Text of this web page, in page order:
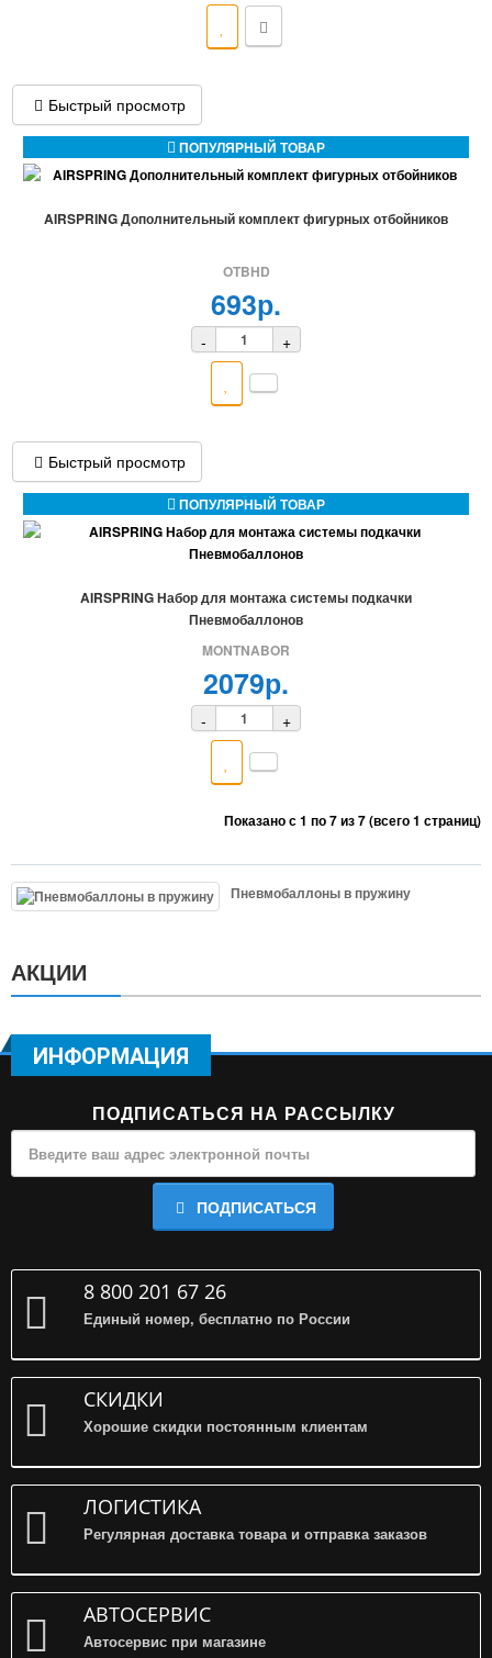
Быстрый просмотр
ПОПУЛЯРНЫЙ ТОВАР
AIRSPRING Дополнительный комплект фигурных отбойников
OTBHD
693р.
- +
Быстрый просмотр
ПОПУЛЯРНЫЙ ТОВАР
AIRSPRING Набор для монтажа системы подкачки
Пневмобаллонов
MONTNABOR
2079р.
- +
Показано с 1 по 7 из 7 (всего 1 страниц)
Пневмобаллоны в пружину
АКЦИИ
ИНФОРМАЦИЯ
ПОДПИСАТЬСЯ НА РАССЫЛКУ
ПОДПИСАТЬСЯ
8 800 201 67 26
Единый номер, бесплатно по России
СКИДКИ
Хорошие скидки постоянным клиентам
ЛОГИСТИКА
Регулярная доставка товара и отправка заказов
АВТОСЕРВИС
Автосервис при магазине